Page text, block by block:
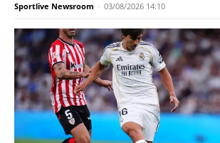
Sportlive Newsroom - 03/08/2026 14:10